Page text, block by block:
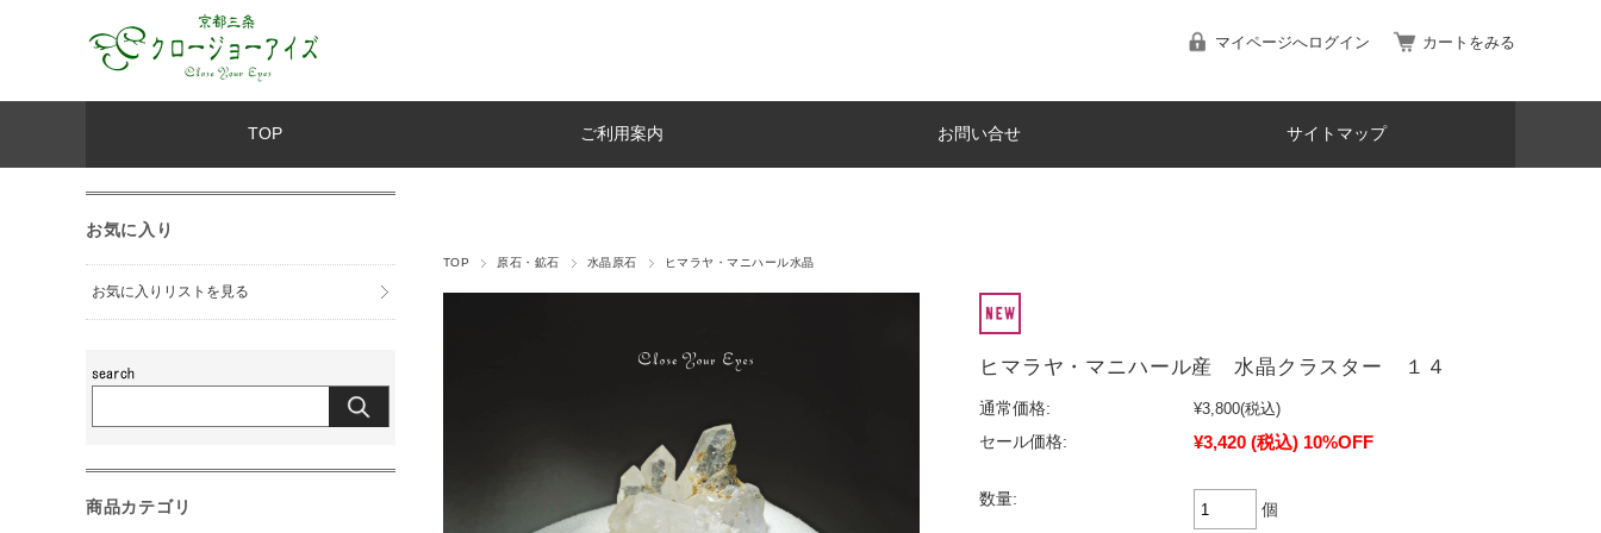
マイページへログイン カートをみる
TOP ご利用案内 お問い合せ サイトマップ
TOP 原石・鉱石 水晶原石 ヒマラヤ・マニハール水晶
ヒマラヤ・マニハール産 水晶クラスター １４
通常価格: ¥3,800(税込)
セール価格:
¥3,420 (税込) 10%OFF
数量:
個
お気に入り
お気に入りリストを見る
商品カテゴリ